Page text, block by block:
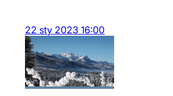
22 sty 2023 16:00